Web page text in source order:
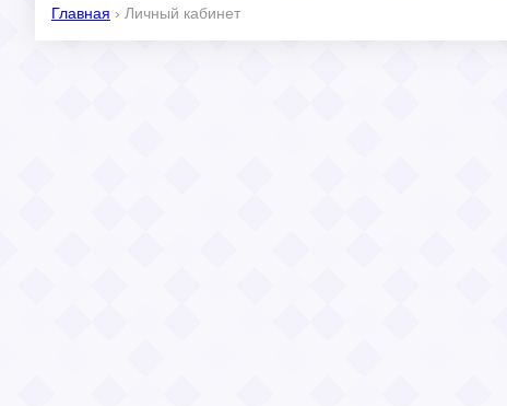
Главная › Личный кабинет